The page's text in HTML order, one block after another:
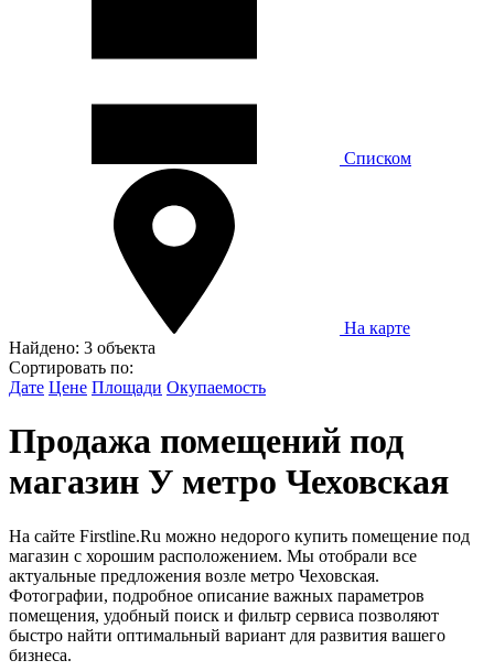
Списком
На карте
Найдено: 3 объекта
Сортировать по:
Дате Цене Площади Окупаемость
Продажа помещений под
магазин У метро Чеховская
На сайте Firstline.Ru можно недорого купить помещение под
магазин с хорошим расположением. Мы отобрали все
актуальные предложения возле метро Чеховская.
Фотографии, подробное описание важных параметров
помещения, удобный поиск и фильтр сервиса позволяют
быстро найти оптимальный вариант для развития вашего
бизнеса.